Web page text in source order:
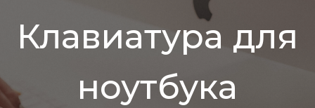
Клавиатура для
ноутбука